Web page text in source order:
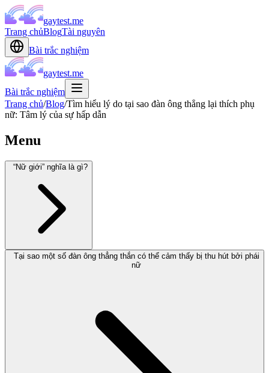
gaytest.me
Trang chủBlogTài nguyên
Bài trắc nghiệm
gaytest.me
Bài trắc nghiệm
Trang chủ/Blog/Tìm hiểu lý do tại sao đàn ông thẳng lại thích phụ
nữ: Tâm lý của sự hấp dẫn
Menu
“Nữ giới” nghĩa là gì?
Tại sao một số đàn ông thẳng thắn có thể cảm thấy bị thu hút bởi phái
nữ